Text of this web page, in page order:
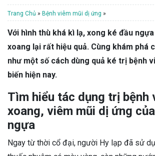
Trang Chủ » Bệnh viêm mũi dị ứng »
Với hình thù khá kì lạ, xong ké đầu
xoang lại rất hiệu quả. Cùng khám phá
như một số cách dùng quả ké trị bệnh
biến hiện nay.
Tìm hiểu tác dụng trị bệnh
xoang, viêm mũi dị ứng
ngựa
Ngay từ thời cổ đại, người Hy lạp đã sử